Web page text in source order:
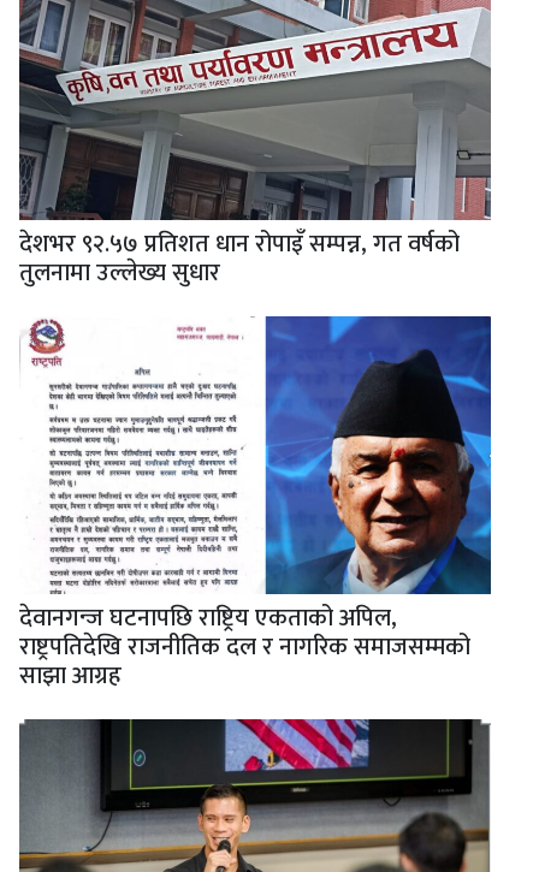
देशभर ९२.५७ प्रतिशत धान रोपाइँ सम्पन्न, गत वर्षको
तुलनामा उल्लेख्य सुधार
देवानगन्ज घटनापछि राष्ट्रिय एकताको अपिल,
राष्ट्रपतिदेखि राजनीतिक दल र नागरिक समाजसम्मको
साझा आग्रह